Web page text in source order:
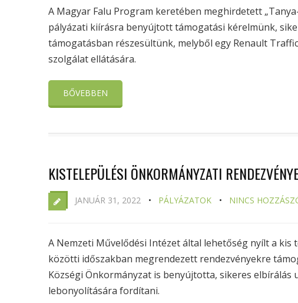
A Magyar Falu Program keretében meghirdetett
pályázati kiírásra benyújtott támogatási kérelmünk,
támogatásban részesültünk, melyből egy Renault
szolgálat ellátására.
BŐVEBBEN
KISTELEPÜLÉSI ÖNKORMÁNYZATI
JANUÁR 31, 2022 PÁLYÁZATOK NINCS
A Nemzeti Művelődési Intézet által lehetőség nyílt a kis
közötti időszakban megrendezett rendezvényekre
Községi Önkormányzat is benyújtotta, sikeres elbírálás
lebonyolítására fordítani.